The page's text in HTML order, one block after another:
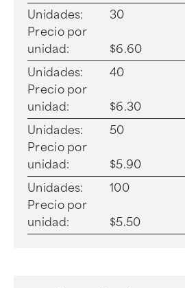
Unidades:
30
Precio por
unidad:
$6.60
Unidades:
40
Precio por
unidad:
$6.30
Unidades:
50
Precio por
unidad:
$5.90
Unidades:
100
Precio por
unidad:
$5.50